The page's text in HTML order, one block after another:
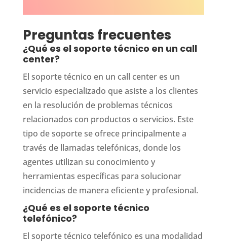
Preguntas frecuentes
¿Qué es el soporte técnico en un call
center?
El soporte técnico en un call center es un
servicio especializado que asiste a los clientes
en la resolución de problemas técnicos
relacionados con productos o servicios. Este
tipo de soporte se ofrece principalmente a
través de llamadas telefónicas, donde los
agentes utilizan su conocimiento y
herramientas específicas para solucionar
incidencias de manera eficiente y profesional.
¿Qué es el soporte técnico
telefónico?
El soporte técnico telefónico es una modalidad